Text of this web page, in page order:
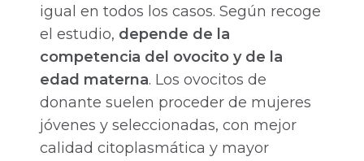
igual en todos los casos. Según recoge
el estudio, depende de la
competencia del ovocito y de la
edad materna. Los ovocitos de
donante suelen proceder de mujeres
jóvenes y seleccionadas, con mejor
calidad citoplasmática y mayor